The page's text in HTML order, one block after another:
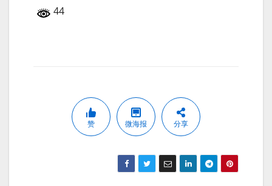
44
赞 微海报 分享